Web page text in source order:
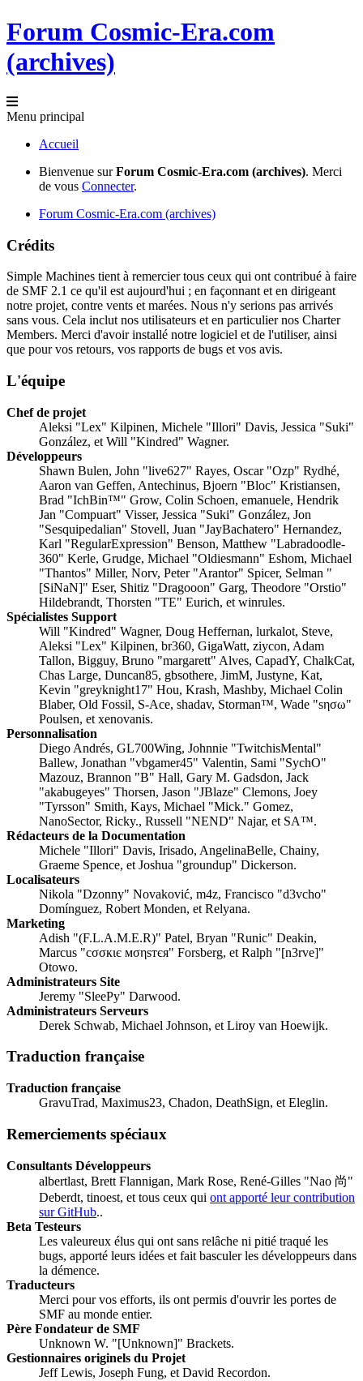
Forum Cosmic-Era.com
(archives)
Menu principal
Accueil
Bienvenue surForum Cosmic-Era.com (archives). Merci
de vous Connecter.
Forum Cosmic-Era.com (archives)
Crédits
Simple Machines tient à remercier tous ceux qui ont contribué à faire
de SMF 2.1 ce qu'il est aujourd'hui ; en façonnant et en dirigeant
notre projet, contre vents et marées. Nous n'y serions pas arrivés
sans vous. Cela inclut nos utilisateurs et en particulier nos Charter
Members. Merci d'avoir installé notre logiciel et de l'utiliser, ainsi
que pour vos retours, vos rapports de bugs et vos avis.
L'équipe
Chef de projet
Aleksi "Lex" Kilpinen, Michele "Illori" Davis, Jessica "Suki"
González, et Will "Kindred" Wagner.
Développeurs
Shawn Bulen, John "live627" Rayes, Oscar "Ozp" Rydhé,
Aaron van Geffen, Antechinus, Bjoern "Bloc" Kristiansen,
Brad "IchBin™" Grow, Colin Schoen, emanuele, Hendrik
Jan "Compuart" Visser, Jessica "Suki" González, Jon
"Sesquipedalian" Stovell, Juan "JayBachatero" Hernandez,
Karl "RegularExpression" Benson, Matthew "Labradoodle-
360" Kerle, Grudge, Michael "Oldiesmann" Eshom, Michael
"Thantos" Miller, Norv, Peter "Arantor" Spicer, Selman "
[SiNaN]" Eser, Shitiz "Dragooon" Garg, Theodore "Orstio"
Hildebrandt, Thorsten "TE" Eurich, et winrules.
Spécialistes Support
Will "Kindred" Wagner, Doug Heffernan, lurkalot, Steve,
Aleksi "Lex" Kilpinen, br360, GigaWatt, ziycon, Adam
Tallon, Bigguy, Bruno "margarett" Alves, CapadY, ChalkCat,
Chas Large, Duncan85, gbsothere, JimM, Justyne, Kat,
Kevin "greyknight17" Hou, Krash, Mashby, Michael Colin
Blaber, Old Fossil, S-Ace, shadav, Storman™, Wade "sησω"
Poulsen, et xenovanis.
Personnalisation
Diego Andrés, GL700Wing, Johnnie "TwitchisMental"
Ballew, Jonathan "vbgamer45" Valentin, Sami "SychO"
Mazouz, Brannon "B" Hall, Gary M. Gadsdon, Jack
"akabugeyes" Thorsen, Jason "JBlaze" Clemons, Joey
"Tyrsson" Smith, Kays, Michael "Mick." Gomez,
NanoSector, Ricky., Russell "NEND" Najar, et SA™.
Rédacteurs de la Documentation
Michele "Illori" Davis, Irisado, AngelinaBelle, Chainy,
Graeme Spence, et Joshua "groundup" Dickerson.
Localisateurs
Nikola "Dzonny" Novaković, m4z, Francisco "d3vcho"
Domínguez, Robert Monden, et Relyana.
Marketing
Adish "(F.L.A.M.E.R)" Patel, Bryan "Runic" Deakin,
Marcus "cσσкιє мσηѕтєя" Forsberg, et Ralph "[n3rve]"
Otowo.
Administrateurs Site
Jeremy "SleePy" Darwood.
Administrateurs Serveurs
Derek Schwab, Michael Johnson, et Liroy van Hoewijk.
Traduction française
Traduction française
GravuTrad, Maximus23, Chadon, DeathSign, et Eleglin.
Remerciements spéciaux
Consultants Développeurs
albertlast, Brett Flannigan, Mark Rose, René-Gilles "Nao 尚"
Deberdt, tinoest, et tous ceux qui ont apporté leur contribution
sur GitHub..
Beta Testeurs
Les valeureux élus qui ont sans relâche ni pitié traqué les
bugs, apporté leurs idées et fait basculer les développeurs dans
la démence.
Traducteurs
Merci pour vos efforts, ils ont permis d'ouvrir les portes de
SMF au monde entier.
Père Fondateur de SMF
Unknown W. "[Unknown]" Brackets.
Gestionnaires originels du Projet
Jeff Lewis, Joseph Fung, et David Recordon.